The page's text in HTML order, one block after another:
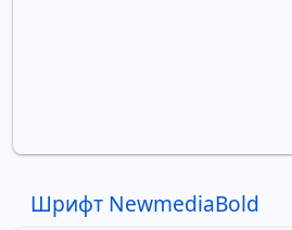
Шрифт NewmediaBold